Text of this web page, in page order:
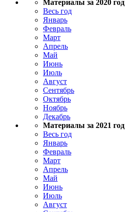
Материалы за 2020 год
Весь год
Январь
Февраль
Март
Апрель
Май
Июнь
Июль
Август
Сентябрь
Октябрь
Ноябрь
Декабрь
Материалы за 2021 год
Весь год
Январь
Февраль
Март
Апрель
Май
Июнь
Июль
Август